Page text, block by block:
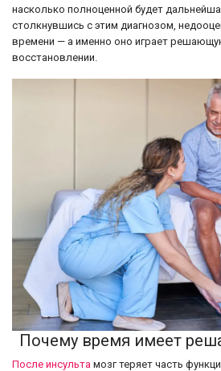
насколько полноценной будет
столкнувшись с этим диагнозом,
времени — а именно оно играет
восстановлении.
Почему время имеет
После инсульта мозг теряет часть